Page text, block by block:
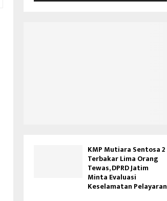
KMP Mutiara Sentosa 2
Terbakar Lima Orang
Tewas, DPRD Jatim
Minta Evaluasi
Keselamatan Pelayaran